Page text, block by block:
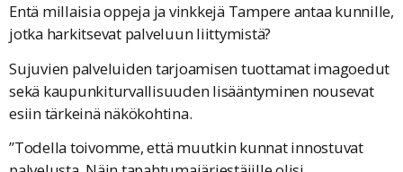
Entä millaisia oppeja ja vinkkejä Tampere antaa kunnille,
jotka harkitsevat palveluun liittymistä?
Sujuvien palveluiden tarjoamisen tuottamat imagoedut
sekä kaupunkiturvallisuuden lisääntyminen nousevat
esiin tärkeinä näkökohtina.
”Todella toivomme, että muutkin kunnat innostuvat